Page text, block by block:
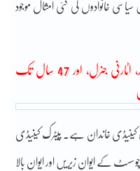
خانوادوں کی کئی امثال موجود
ایک ہی خاندان سے صدر، صدارتی امیدوار، اٹارنی جنرل، اور 47 سال تک
کینیڈی خاندان ہے۔ پیٹرک کینیڈی
کے ایوان زیریں اور ایوان بالا